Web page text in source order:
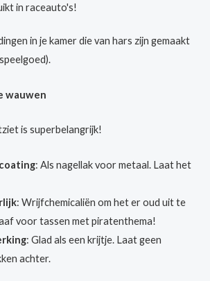
in raceauto's!
in je kamer die van hars zijn gemaakt
wauwen
is superbelangrijk!
: Als nagellak voor metaal. Laat het
: Wrijfchemicaliën om het er oud uit te
voor tassen met piratenthema!
: Glad als een krijtje. Laat geen
achter.